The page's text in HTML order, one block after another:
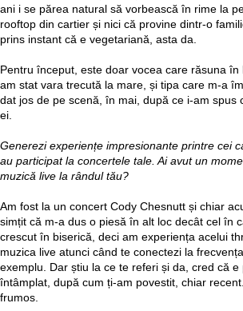
ani i se părea natural să vorbească în rime la
rooftop din cartier și nici că provine dintr-o
prins instant că e vegetariană, asta da.
Pentru început, este doar vocea care răsuna
am stat vara trecută la mare, și tipa care m-a
dat jos de pe scenă, în mai, după ce i-am spus
ei.
Generezi experiențe impresionante printre cei
au participat la concertele tale. Ai avut un
muzică live la rândul tău?
Am fost la un concert Cody Chesnutt și chiar
simțit că m-a dus o piesă în alt loc decât cel în
crescut în biserică, deci am experiența acelui
muzica live atunci când te conectezi la
exemplu. Dar știu la ce te referi și da, cred că e
întâmplat, după cum ți-am povestit, chiar
frumos.